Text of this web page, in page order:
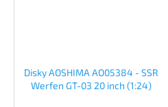
Disky AOSHIMA AO05384 - SSR
Werfen GT-03 20 inch (1:24)